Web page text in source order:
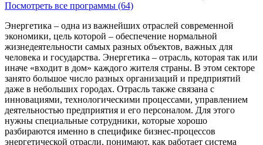
Посмотреть все программы (64)
Энергетика – одна из важнейших отраслей современной
экономики, цель которой – обеспечение нормальной
жизнедеятельности самых разных объектов, важных для
человека и государства. Энергетика – отрасль, которая так или
иначе «входит в дом» каждого жителя страны. В этом секторе
занято большое число разных организаций и предприятий
даже в небольших городах. Отрасль также связана с
инновациями, технологическими процессами, управлением
деятельностью предприятия и его персоналом. Для этого
нужны специальные сотрудники, которые хорошо
разбираются именно в специфике бизнес-процессов
энергетической отрасли, понимают, как работает система